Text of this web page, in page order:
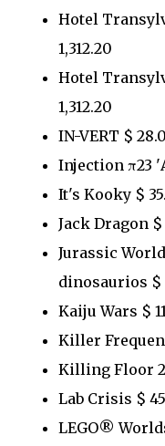
Hotel
1,312.20
Hotel
1,312.20
IN-VERT $
Injection π23
It's Kooky $
Jack Dragon $
Jurassic
dinosaurios $
Kaiju Wars $
Killer
Killing Floor 2
Lab Crisis $
LEGO®